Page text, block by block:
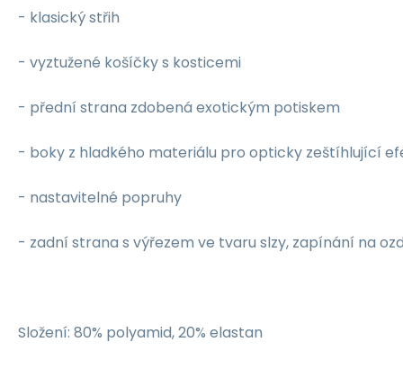
- klasický střih
- vyztužené košíčky s kosticemi
- přední strana zdobená exotickým potiskem
- boky z hladkého materiálu pro opticky zeštíhlující
- nastavitelné popruhy
- zadní strana s výřezem ve tvaru slzy, zapínání na
Složení: 80% polyamid, 20% elastan